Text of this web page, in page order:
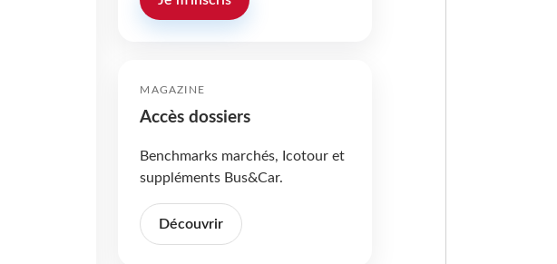
MAGAZINE
Accès dossiers
Benchmarks marchés, Icotour et
suppléments Bus&Car.
Découvrir